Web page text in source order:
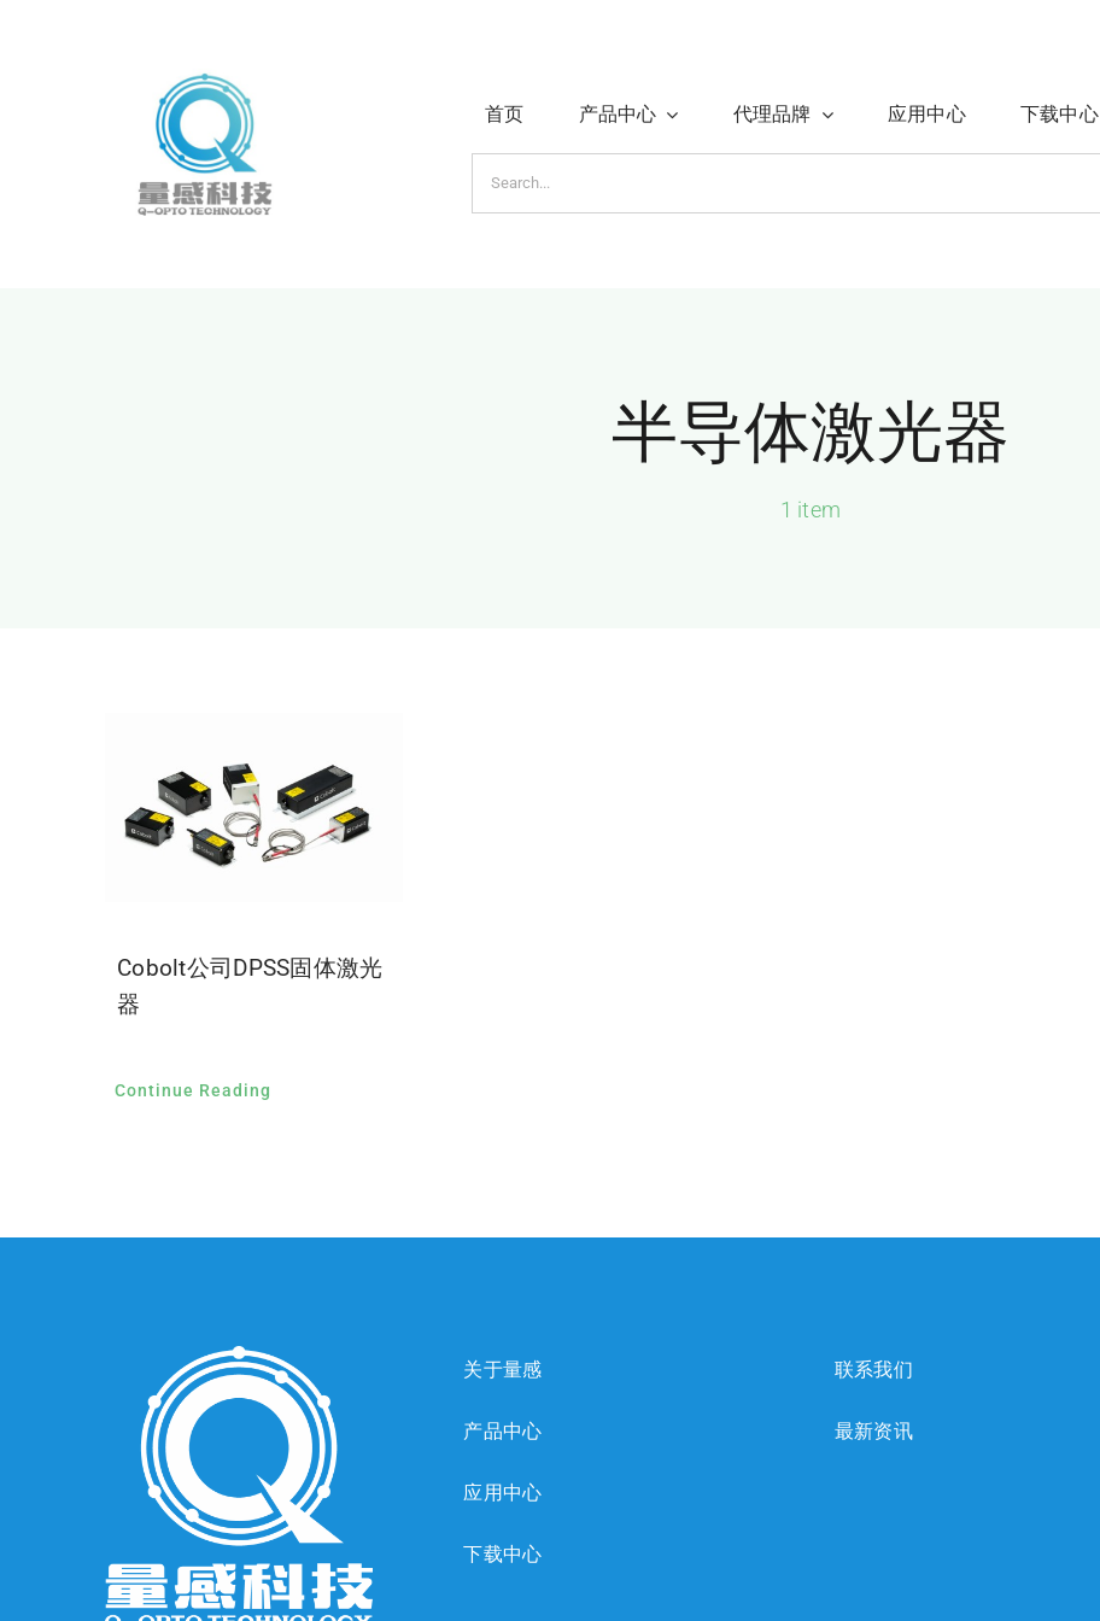
首页 产品中心 代理品牌 应用中心 下载中心
索：
半导体激光器
1 item
Cobolt公司DPSS固体激光
器
Continue Reading
关于量感
产品中心
应用中心
下载中心
联系我们
最新资讯